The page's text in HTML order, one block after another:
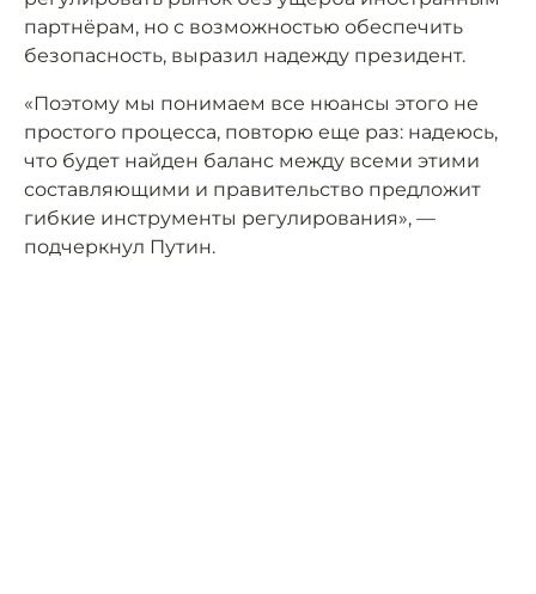
партнёрам, но с возможностью обеспечить
безопасность, выразил надежду президент.
«Поэтому мы понимаем все нюансы этого не
простого процесса, повторю еще раз: надеюсь,
что будет найден баланс между всеми этими
составляющими и правительство предложит
гибкие инструменты регулирования», —
подчеркнул Путин.